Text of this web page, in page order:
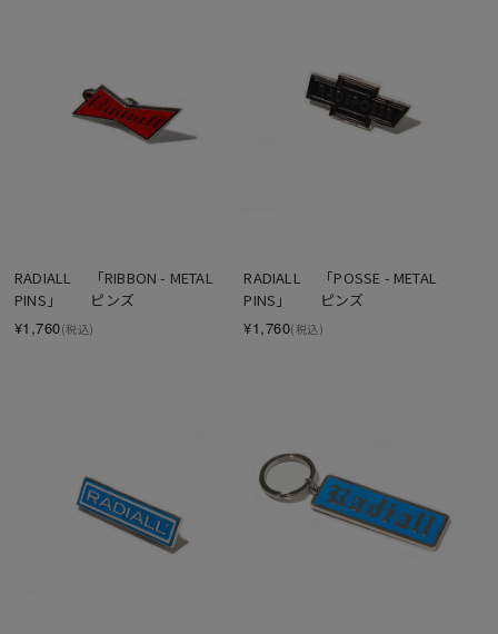
RADIALL 　「RIBBON - METAL
PINS」　　ピンズ
¥1,760(税込)
RADIALL 　「POSSE - METAL
PINS」　　ピンズ
¥1,760(税込)